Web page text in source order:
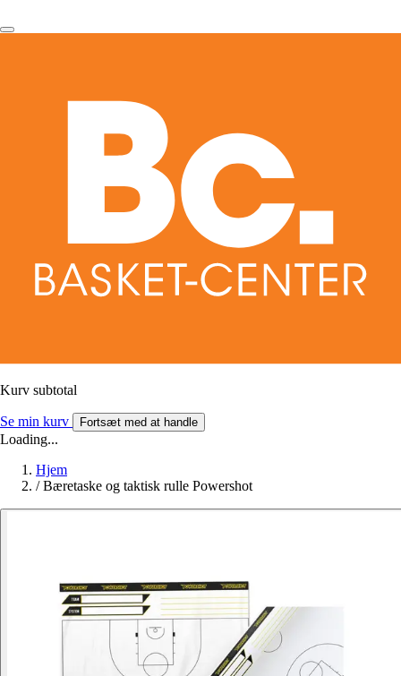
Kurv subtotal
Se min kurv Fortsæt med at handle
Loading...
Hjem
/ Bæretaske og taktisk rulle Powershot